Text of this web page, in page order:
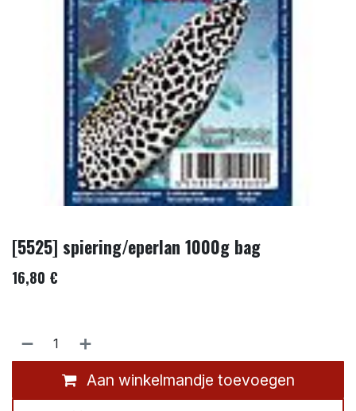
[5525] spiering/eperlan 1000g bag
16,80 €
Aan winkelmandje toevoegen